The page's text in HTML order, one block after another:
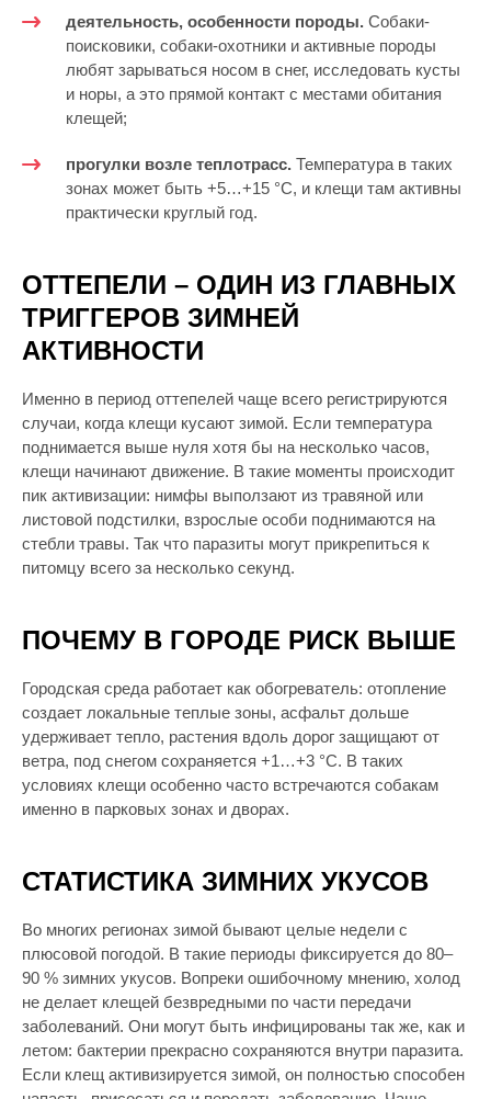
деятельность, особенности породы. Собаки-
поисковики, собаки-охотники и активные породы
любят зарываться носом в снег, исследовать кусты
и норы, а это прямой контакт с местами обитания
клещей;
прогулки возле теплотрасс. Температура в таких
зонах может быть +5…+15 °C, и клещи там активны
практически круглый год.
ОТТЕПЕЛИ – ОДИН ИЗ ГЛАВНЫХ
ТРИГГЕРОВ ЗИМНЕЙ
АКТИВНОСТИ
Именно в период оттепелей чаще всего регистрируются
случаи, когда клещи кусают зимой. Если температура
поднимается выше нуля хотя бы на несколько часов,
клещи начинают движение. В такие моменты происходит
пик активизации: нимфы выползают из травяной или
листовой подстилки, взрослые особи поднимаются на
стебли травы. Так что паразиты могут прикрепиться к
питомцу всего за несколько секунд.
ПОЧЕМУ В ГОРОДЕ РИСК ВЫШЕ
Городская среда работает как обогреватель: отопление
создает локальные теплые зоны, асфальт дольше
удерживает тепло, растения вдоль дорог защищают от
ветра, под снегом сохраняется +1…+3 °C. В таких
условиях клещи особенно часто встречаются собакам
именно в парковых зонах и дворах.
СТАТИСТИКА ЗИМНИХ УКУСОВ
Во многих регионах зимой бывают целые недели с
плюсовой погодой. В такие периоды фиксируется до 80–
90 % зимних укусов. Вопреки ошибочному мнению, холод
не делает клещей безвредными по части передачи
заболеваний. Они могут быть инфицированы так же, как и
летом: бактерии прекрасно сохраняются внутри паразита.
Если клещ активизируется зимой, он полностью способен